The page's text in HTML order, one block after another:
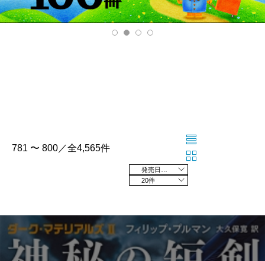
Pre
v
Ne
xt
781 〜 800／全4,565件
20件